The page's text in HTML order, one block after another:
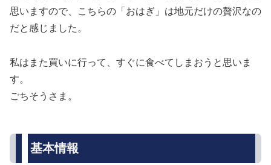
思いますので、こちらの「おはぎ」は地元だけの贅沢なの
だと感じました。
私はまた買いに行って、すぐに食べてしまおうと思いま
す。
ごちそうさま。
基本情報